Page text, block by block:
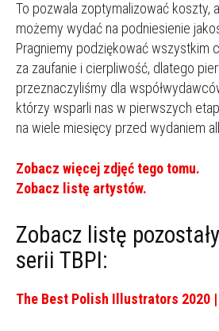
To pozwala zoptymalizować koszty,
możemy wydać na podniesienie
Pragniemy podziękować wszystkim
za zaufanie i cierpliwość, dlatego
przeznaczyliśmy dla
którzy wsparli nas w pierwszych
na wiele miesięcy przed wydaniem
Zobacz więcej zdjęć tego tomu.
Zobacz listę artystów.
Zobacz listę
serii TBPI:
The Best Polish Illustrators 2020 |